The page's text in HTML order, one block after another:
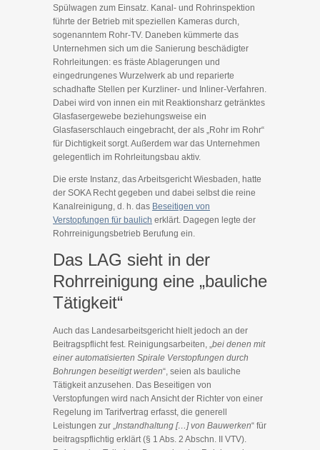
Spülwagen zum Einsatz. Kanal- und Rohrinspektion
führte der Betrieb mit speziellen Kameras durch,
sogenanntem Rohr-TV. Daneben kümmerte das
Unternehmen sich um die Sanierung beschädigter
Rohrleitungen: es fräste Ablagerungen und
eingedrungenes Wurzelwerk ab und reparierte
schadhafte Stellen per Kurzliner- und Inliner-Verfahren.
Dabei wird von innen ein mit Reaktionsharz getränktes
Glasfasergewebe beziehungsweise ein
Glasfaserschlauch eingebracht, der als „Rohr im Rohr“
für Dichtigkeit sorgt. Außerdem war das Unternehmen
gelegentlich im Rohrleitungsbau aktiv.
Die erste Instanz, das Arbeitsgericht Wiesbaden, hatte
der SOKA Recht gegeben und dabei selbst die reine
Kanalreinigung, d. h. das Beseitigen von
Verstopfungen für baulich erklärt. Dagegen legte der
Rohrreinigungsbetrieb Berufung ein.
Das LAG sieht in der
Rohrreinigung eine „bauliche
Tätigkeit“
Auch das Landesarbeitsgericht hielt jedoch an der
Beitragspflicht fest. Reinigungsarbeiten, „bei denen mit
einer automatisierten Spirale Verstopfungen durch
Bohrungen beseitigt werden“, seien als bauliche
Tätigkeit anzusehen. Das Beseitigen von
Verstopfungen wird nach Ansicht der Richter von einer
Regelung im Tarifvertrag erfasst, die generell
Leistungen zur „Instandhaltung […] von Bauwerken“ für
beitragspflichtig erklärt (§ 1 Abs. 2 Abschn. II VTV).